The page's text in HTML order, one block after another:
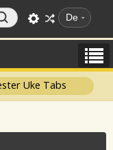
De
Uke Tabs